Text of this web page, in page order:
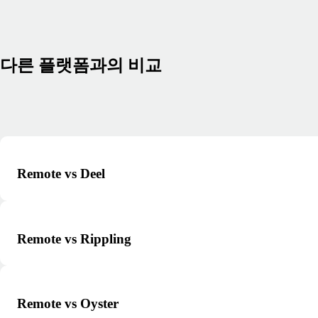
다른 플랫폼과의 비교
Remote vs Deel
Remote vs Rippling
Remote vs Oyster